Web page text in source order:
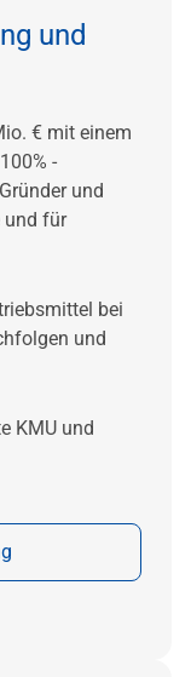
und
€ mit einem
-
und
und für
bei
und
KMU und